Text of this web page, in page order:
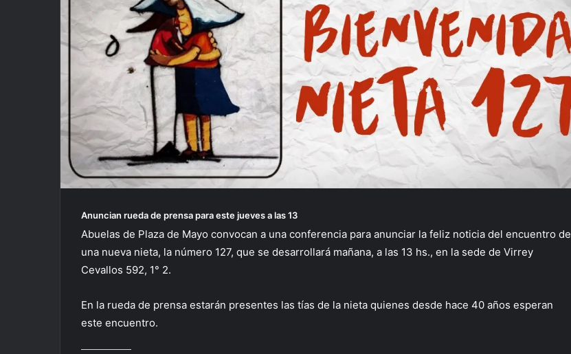
Anuncian rueda de prensa para este jueves a las 13
Abuelas de Plaza de Mayo convocan a una conferencia para anunciar la feliz noticia del encuentro de
una nueva nieta, la número 127, que se desarrollará mañana, a las 13 hs., en la sede de Virrey
Cevallos 592, 1° 2.
En la rueda de prensa estarán presentes las tías de la nieta quienes desde hace 40 años esperan
este encuentro.